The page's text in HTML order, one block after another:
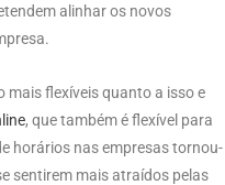
alinhar os novos
mais flexíveis quanto a isso e
, que também é flexível para
horários nas empresas tornou-
sentirem mais atraídos pelas